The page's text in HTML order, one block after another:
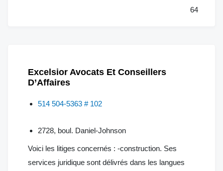
64
Excelsior Avocats Et Conseillers
D’Affaires
514 504-5363 # 102
2728, boul. Daniel-Johnson
Voici les litiges concernés : -construction. Ses
services juridique sont délivrés dans les langues